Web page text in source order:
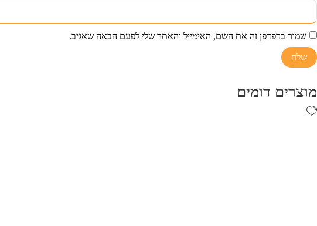
שמור בדפדפן זה את השם, האימייל והאתר שלי לפעם הבאה שאגיב.
מוצרים דומים